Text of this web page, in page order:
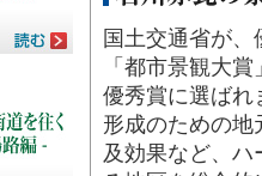
国土交通省が
「都市景観大
優秀賞に選ばれ
形成のための地
及効果など、ハ